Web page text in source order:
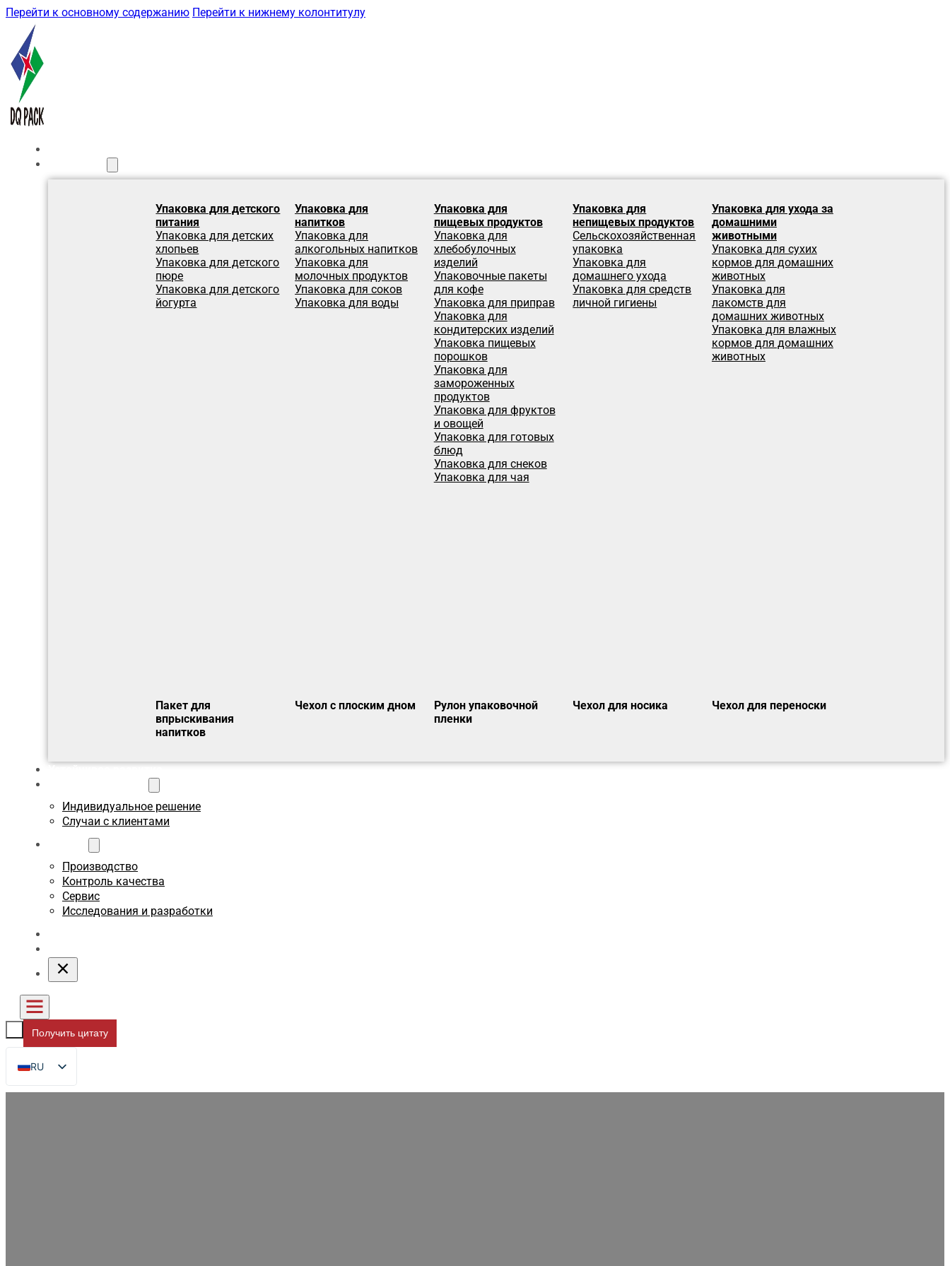
Перейти к основному содержанию Перейти к нижнему колонтитулу
Упаковка для детского
питания
Упаковка для детских
хлопьев
Упаковка для детского
пюре
Упаковка для детского
йогурта
Упаковка для
напитков
Упаковка для
алкогольных напитков
Упаковка для
молочных продуктов
Упаковка для соков
Упаковка для воды
Упаковка для
пищевых продуктов
Упаковка для
хлебобулочных
изделий
Упаковочные пакеты
для кофе
Упаковка для приправ
Упаковка для
кондитерских изделий
Упаковка пищевых
порошков
Упаковка для
замороженных
продуктов
Упаковка для фруктов
и овощей
Упаковка для готовых
блюд
Упаковка для снеков
Упаковка для чая
Упаковка для
непищевых продуктов
Сельскохозяйственная
упаковка
Упаковка для
домашнего ухода
Упаковка для средств
личной гигиены
Упаковка для ухода за
домашними
животными
Упаковка для сухих
кормов для домашних
животных
Упаковка для
лакомств для
домашних животных
Упаковка для влажных
кормов для домашних
животных
Пакет для
впрыскивания
напитков
Чехол с плоским дном
Рулон упаковочной
пленки
Чехол для носика Чехол для переноски
Индивидуальное решение
Случаи с клиентами
Производство
Контроль качества
Сервис
Исследования и разработки
Получить цитату
RU
EN